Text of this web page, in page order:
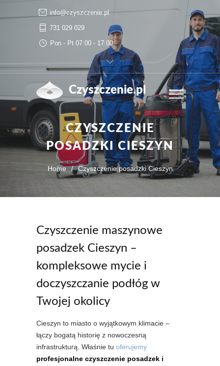
info@czyszczenie.pl
731 029 029
Pon - Pt 07:00 - 17:00
Czyszczenie.pl
CZYSZCZENIE
POSADZKI CIESZYN
Home / Czyszczenie posadzki Cieszyn
Czyszczenie maszynowe
posadzek Cieszyn –
kompleksowe mycie i
doczyszczanie podłóg w
Twojej okolicy
Cieszyn to miasto o wyjątkowym klimacie –
łączy bogatą historię z nowoczesną
infrastrukturą. Właśnie tu oferujemy
profesjonalne czyszczenie posadzek i